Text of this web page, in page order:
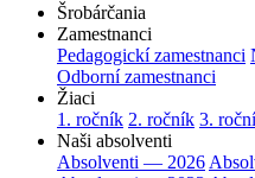
Šrobárčania
Zamestnanci
Pedagogickí zamestnanci
Odborní zamestnanci
Žiaci
1. ročník 2. ročník 3.
Naši absolventi
Absolventi — 2026